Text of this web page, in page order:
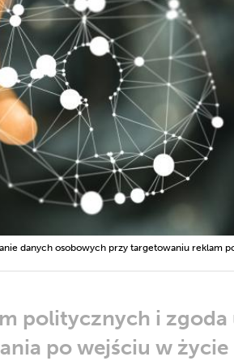
danych osobowych przy targetowaniu reklam
politycznych i
po wejściu w